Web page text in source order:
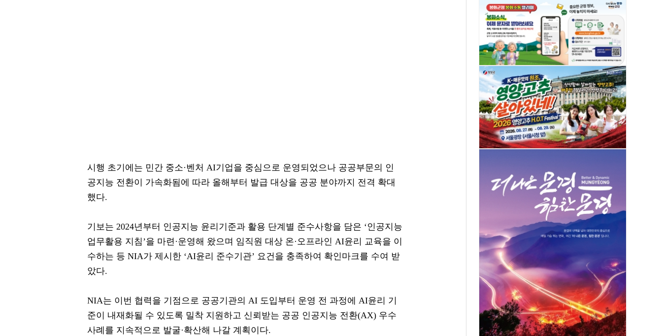
시행 초기에는 민간 중소·벤처 AI기업을 중심으로 운영되었으나 공공부문의 인
공지능 전환이 가속화됨에 따라 올해부터 발급 대상을 공공 분야까지 전격 확대
했다.
기보는 2024년부터 인공지능 윤리기준과 활용 단계별 준수사항을 담은 ‘인공지능
업무활용 지침’을 마련·운영해 왔으며 임직원 대상 온·오프라인 AI윤리 교육을 이
수하는 등 NIA가 제시한 ‘AI윤리 준수기관’ 요건을 충족하여 확인마크를 수여 받
았다.
NIA는 이번 협력을 기점으로 공공기관의 AI 도입부터 운영 전 과정에 AI윤리 기
준이 내재화될 수 있도록 밀착 지원하고 신뢰받는 공공 인공지능 전환(AX) 우수
사례를 지속적으로 발굴·확산해 나갈 계획이다.